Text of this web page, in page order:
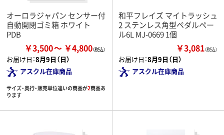
オーロラジャパン センサー付
自動開閉ゴミ箱 ホワイト
PDB
￥3,500 ￥4,800
お届け日：8月9日（日）
アスクル在庫商品
サイズ・奥行・販売単位違いの商品が2商品あ
ります
和平フレイズ マイトラッシュ
2 ステンレス角型ペダルペー
ル6L MJ-0669 1個
￥3,081（税込）
お届け日：8月9日（日）
アスクル在庫商品